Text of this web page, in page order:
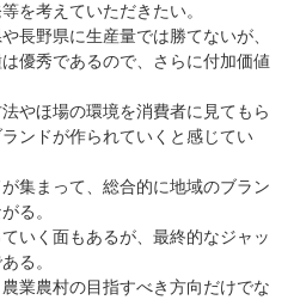
を考えていただきたい。
長野県に生産量では勝てないが、
優秀であるので、さらに付加価値
やほ場の環境を消費者に見てもら
ンドが作られていくと感じてい
集まって、総合的に地域のブラン
る。
いく面もあるが、最終的なジャッ
る。
業農村の目指すべき方向だけでな